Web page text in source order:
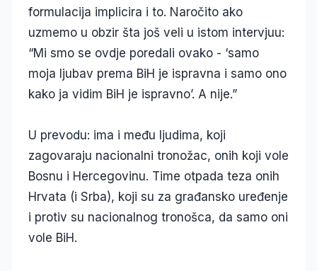
formulacija implicira i to. Naročito ako
uzmemo u obzir šta još veli u istom intervjuu:
“Mi smo se ovdje poredali ovako - ‘samo
moja ljubav prema BiH je ispravna i samo ono
kako ja vidim BiH je ispravno’. A nije.”
U prevodu: ima i među ljudima, koji
zagovaraju nacionalni tronožac, onih koji vole
Bosnu i Hercegovinu. Time otpada teza onih
Hrvata (i Srba), koji su za građansko uređenje
i protiv su nacionalnog tronošca, da samo oni
vole BiH.